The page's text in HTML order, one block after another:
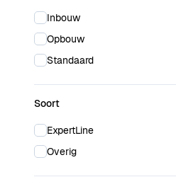
Inbouw
Opbouw
Standaard
Soort
ExpertLine
Overig